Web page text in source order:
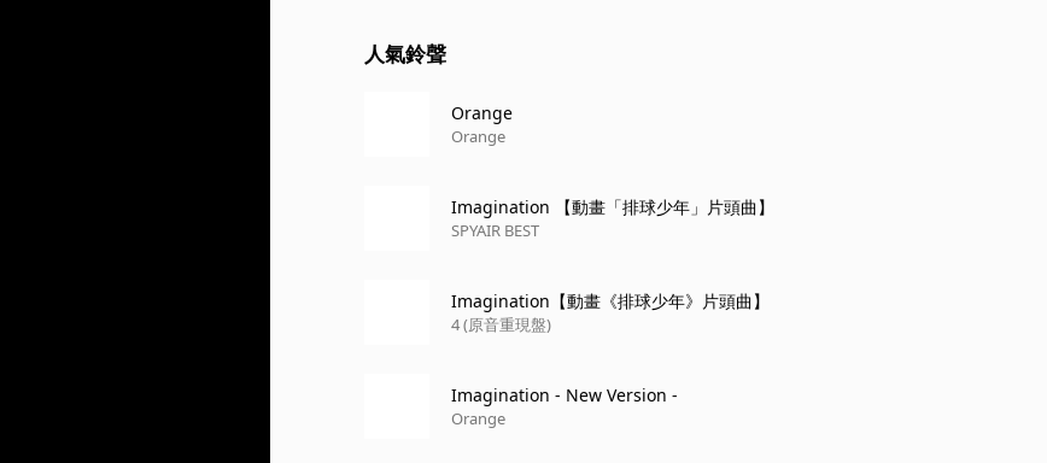
人氣鈴聲
Orange
Orange
Imagination 【動畫「排球少年」片頭曲】
SPYAIR BEST
Imagination【動畫《排球少年》片頭曲】
4 (原音重現盤)
Imagination - New Version -
Orange